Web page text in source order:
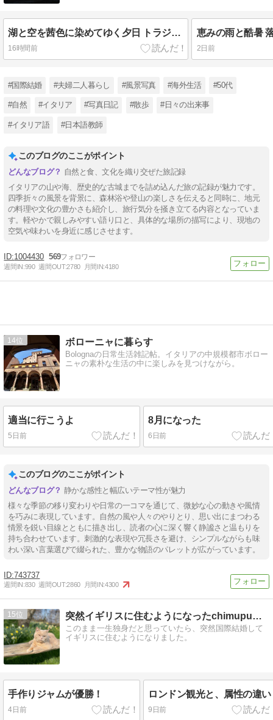
湖と空を茜色に染めてゆく夕日 トラジメーノ湖
16時間前
恵みの雨と酷暑
2日前
#国際結婚 #夫婦二人暮らし #風景写真 #海外生活 #50代
#自然 #イタリア #写真日記 #散歩 #日々の出来事
#イタリア語 #日本語教師
このブログのここがポイント
自然と食、文化を織り交ぜた旅記録
イタリアの山や海、歴史的な古城までを詰め込んだ旅の記録が魅力です。
四季折々の風景を背景に、森林浴や登山の楽しさを伝えると同時に、地元
の料理や文化の豊かさも紹介し、旅行気分を掻き立てる内容となっていま
す。軽やかで親しみやすい語り口と、具体的な場所の描写により、現地の
空気や味わいを身近に感じさせます。
1004430 569
週間IN:990 週間OUT:2780 月間IN:4180
14 ボローニャに暮らす
Bolognaの日常生活雑記帖。イタリアの中規模都市ボロー
ニャの素朴な生活の中に楽しみを見つけながら。
適当に行こうよ
5日前
8月になった
6日前
このブログのここがポイント
静かな感性と幅広いテーマ性が魅力
様々な季節の移り変わりや日常の一コマを通じて、微妙な心の動きや風情
を巧みに表現しています。自然の風や人々のやりとり、思い出にまつわる
情景を鋭い目線とともに描き出し、読者の心に深く響く静謐さと温もりを
持ち合わせています。刺激的な表現や冗長さを避け、シンプルながらも味
わい深い言葉選びで綴られた、豊かな物語のパレットが広がっています。
743737
週間IN:830 週間OUT:2860 月間IN:4300
15 突然イギリスに住むようになったchimupuのブログ
このまま一生独身だと思っていたら、突然国際結婚して
イギリスに住むようになりました。
手作りジャムが優勝！
4日前
ロンドン観光と、属性の違い
9日前